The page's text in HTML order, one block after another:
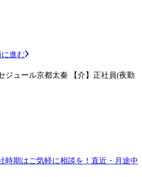
進む
ジュール京都太秦 【介】正社員(夜勤
時期はご気軽に相談を！直近・月途中